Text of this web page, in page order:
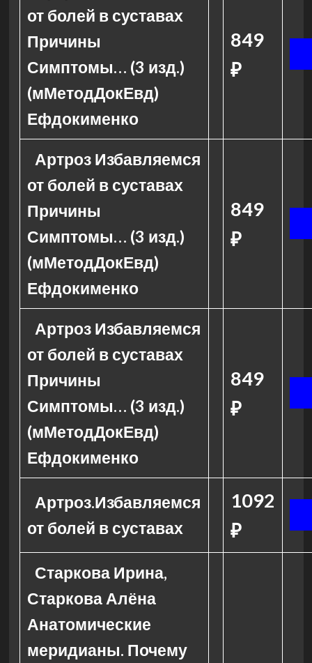
от болей в суставах
Причины
Симптомы… (3 изд.)
(мМетодДокЕвд)
Ефдокименко
849
₽
Артроз Избавляемся
от болей в суставах
Причины
Симптомы… (3 изд.)
(мМетодДокЕвд)
Ефдокименко
849
₽
Артроз Избавляемся
от болей в суставах
Причины
Симптомы… (3 изд.)
(мМетодДокЕвд)
Ефдокименко
849
₽
Артроз.Избавляемся
от болей в суставах
1092
₽
Старкова Ирина,
Старкова Алёна
Анатомические
меридианы. Почему